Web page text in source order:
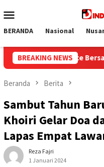
ke
Mobile
BERANDA Nasional
BREAKING NEWS
LD Top 100 Isi
Beranda Berita
Sambut Tahun
Khoiri Gelar Doa
Lapas Empat
Reza Fajri
1 Januari 2024